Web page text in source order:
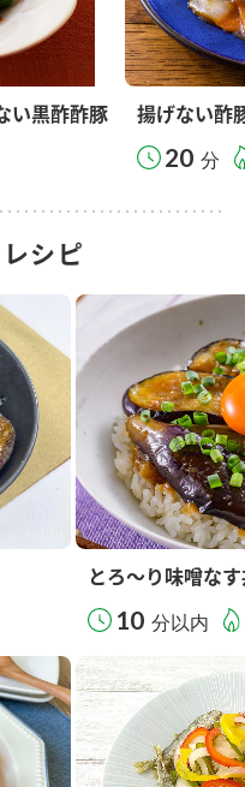
い黒酢酢豚 揚げない酢
20 分
シピ
とろ～り味噌な
10 分以内